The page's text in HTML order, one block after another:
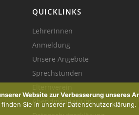
QUICKLINKS
LehrerInnen
Anmeldung
Unsere Angebote
Sprechstunden
Abendgymnasium
Website zur Verbesserung unseres
Sie in unserer